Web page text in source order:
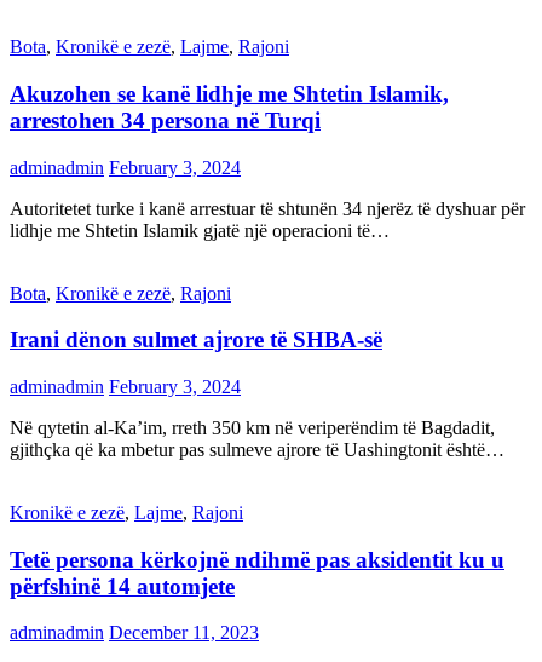
Bota, Kronikë e zezë, Lajme, Rajoni
Akuzohen se kanë lidhje me Shtetin Islamik,
arrestohen 34 persona në Turqi
adminadmin February 3, 2024
Autoritetet turke i kanë arrestuar të shtunën 34 njerëz të dyshuar për
lidhje me Shtetin Islamik gjatë një operacioni të…
Bota, Kronikë e zezë, Rajoni
Irani dënon sulmet ajrore të SHBA-së
adminadmin February 3, 2024
Në qytetin al-Ka’im, rreth 350 km në veriperëndim të Bagdadit,
gjithçka që ka mbetur pas sulmeve ajrore të Uashingtonit është…
Kronikë e zezë, Lajme, Rajoni
Tetë persona kërkojnë ndihmë pas aksidentit ku u
përfshinë 14 automjete
adminadmin December 11, 2023